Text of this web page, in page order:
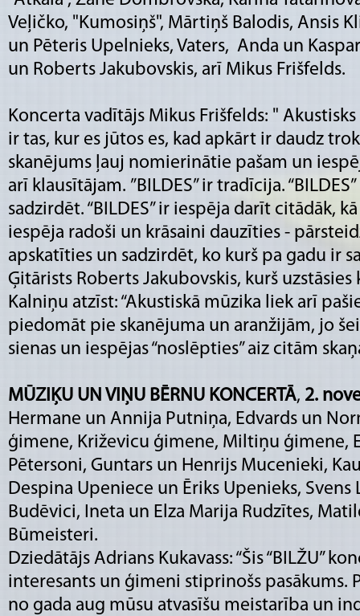
Veļičko, "Kumosiņš", Mārtiņš Balodis, Ansis
un Pēteris Upelnieks, Vaters, Anda un
un Roberts Jakubovskis, arī Mikus Frišfelds.
Koncerta vadītājs Mikus Frišfelds: "
ir tas, kur es jūtos es, kad apkārt ir daudz
skanējums ļauj nomierinātie pašam un
arī klausītājam. ”BILDES” ir tradīcija.
sadzirdēt. “BILDES” ir iespēja darīt citādāk, kā
iespēja radoši un krāsaini dauzīties -
apskatīties un sadzirdēt, ko kurš pa gadu ir
Ģitārists Roberts Jakubovskis, kurš
Kalniņu atzīst: “Akustiskā mūzika liek arī
piedomāt pie skanējuma un aranžijām, jo
sienas un iespējas “noslēpties” aiz citām
MŪZIĶU UN VIŅU BĒRNU KONCERTĀ, 2.
Hermane un Annija Putniņa, Edvards un
ģimene, Križevicu ģimene, Miltiņu ģimene,
Pētersoni, Guntars un Henrijs Mucenieki,
Despina Upeniece un Ēriks Upenieks, Svens
Budēvici, Ineta un Elza Marija Rudzītes,
Būmeisteri.
Dziedātājs Adrians Kukavass: “Šis “BILŽU”
interesants un ģimeni stiprinošs pasākums.
no gada aug mūsu atvasīšu meistarība un